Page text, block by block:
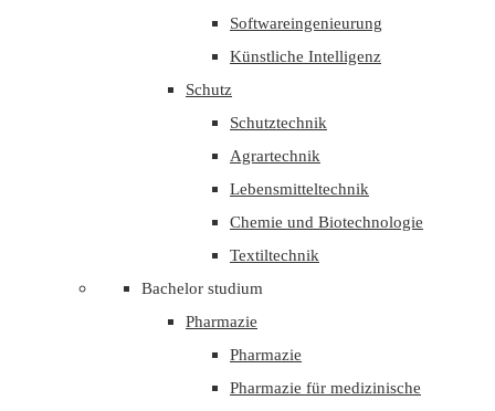
Softwareingenieurung
Künstliche Intelligenz
Schutz
Schutztechnik
Agrartechnik
Lebensmitteltechnik
Chemie und Biotechnologie
Textiltechnik
Bachelor studium
Pharmazie
Pharmazie
Pharmazie für medizinische